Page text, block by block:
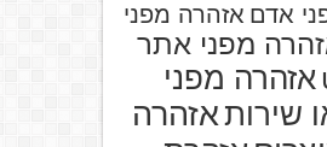
אדם אזהרה מפני
מפני אתר
אזהרה מפני
שירותאזהרה